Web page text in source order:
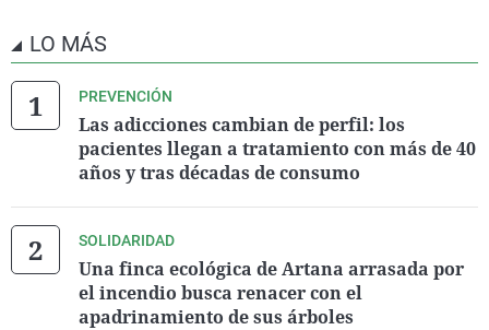
LO MÁS
PREVENCIÓN
Las adicciones cambian de perfil: los
pacientes llegan a tratamiento con más de 40
años y tras décadas de consumo
SOLIDARIDAD
Una finca ecológica de Artana arrasada por
el incendio busca renacer con el
apadrinamiento de sus árboles